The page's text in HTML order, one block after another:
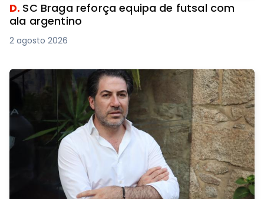
D. SC Braga reforça equipa de futsal com
ala argentino
2 agosto 2026